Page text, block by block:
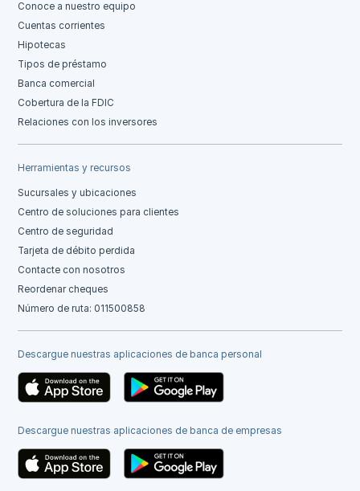
Conoce a nuestro equipo
Cuentas corrientes
Hipotecas
Tipos de préstamo
Banca comercial
Cobertura de la FDIC
Relaciones con los inversores
Herramientas y recursos
Sucursales y ubicaciones
Centro de soluciones para clientes
Centro de seguridad
Tarjeta de débito perdida
Contacte con nosotros
Reordenar cheques
Número de ruta: 011500858
Descargue nuestras aplicaciones de banca personal
Descargue nuestras aplicaciones de banca de empresas